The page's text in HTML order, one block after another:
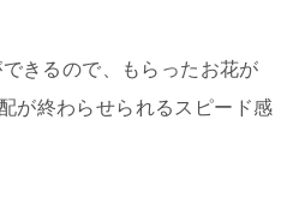
きるので、もらったお花が
が終わらせられるスピード感